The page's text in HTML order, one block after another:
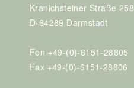
Kranichsteiner Straße 258
D-64289 Darmstadt
Fon +49-(0)-6151-28805
Fax +49-(0)-6151-28806